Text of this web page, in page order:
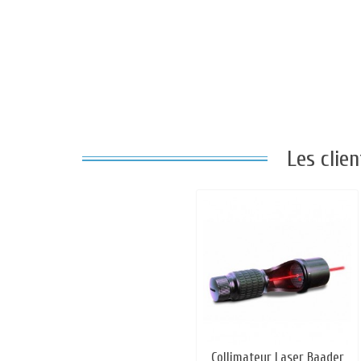
Les
Collimateur Laser Baader